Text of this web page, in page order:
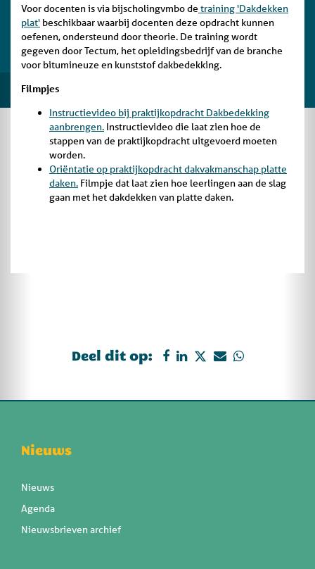
Voor docenten is via bijscholingvmbo de training 'Dakdekken
plat' beschikbaar waarbij docenten deze opdracht kunnen
oefenen, ondersteund door theorie. De training wordt
gegeven door Tectum, het opleidingsbedrijf van de branche
voor bitumineuze en kunststof dakbedekking.
Filmpjes
Instructievideo bij praktijkopdracht Dakbedekking
aanbrengen. Instructievideo die laat zien hoe de
stappen van de praktijkopdracht uitgevoerd moeten
worden.
Oriëntatie op praktijkopdracht dakvakmanschap platte
daken. Filmpje dat laat zien hoe leerlingen aan de slag
gaan met het dakdekken van platte daken.
Deel dit op:
Nieuws
Nieuws
Agenda
Nieuwsbrieven archief